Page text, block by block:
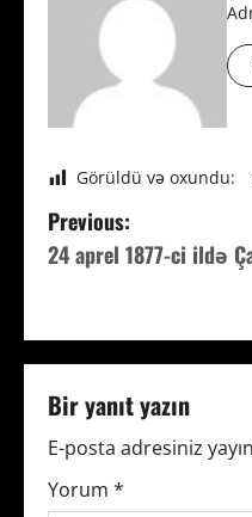
Görüldü və oxundu:
P
o
s
t
n
a
Previous:
24 aprel 1877-ci ildə
Bir yanıt yazın
E-posta adresiniz
Yorum *